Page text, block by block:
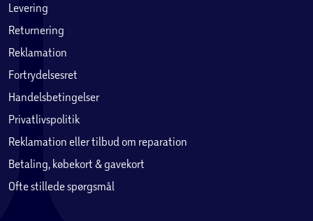
Levering
Returnering
Reklamation
Fortrydelsesret
Handelsbetingelser
Privatlivspolitik
Reklamation eller tilbud om reparation
Betaling, købekort & gavekort
Ofte stillede spørgsmål